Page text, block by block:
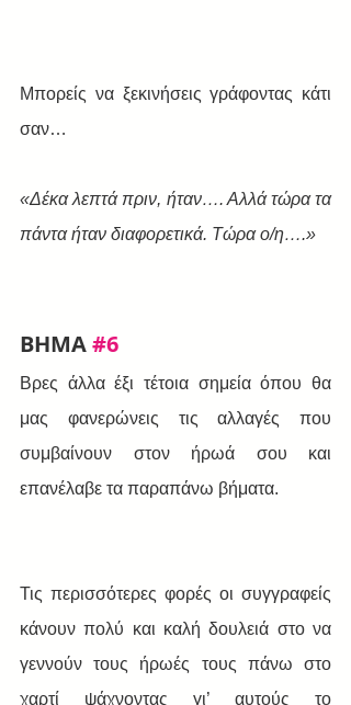
Μπορείς να ξεκινήσεις γράφοντας κάτι
σαν…
«Δέκα λεπτά πριν, ήταν…. Αλλά τώρα τα
πάντα ήταν διαφορετικά. Τώρα ο/η….»
BHMA #6
Βρες άλλα έξι τέτοια σημεία όπου θα
μας φανερώνεις τις αλλαγές που
συμβαίνουν στον ήρωά σου και
επανέλαβε τα παραπάνω βήματα.
Τις περισσότερες φορές οι συγγραφείς
κάνουν πολύ και καλή δουλειά στο να
γεννούν τους ήρωές τους πάνω στο
χαρτί ψάχνοντας γι’ αυτούς το